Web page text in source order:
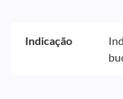
Indicação